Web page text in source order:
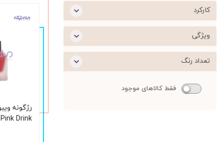
کارکرد
ویژگی
تعداد رنگ
فقط کالاهای موجود
رژگونه